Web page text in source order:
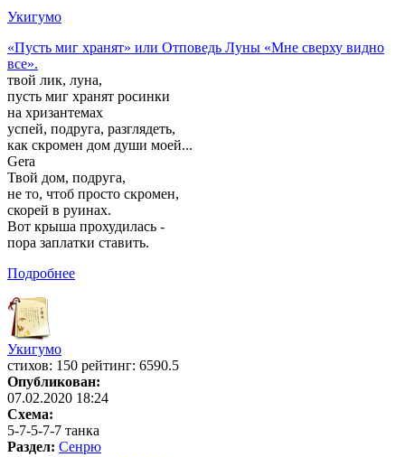
Укигумо
«Пусть миг хранят» или Отповедь Луны «Мне сверху видно
все».
твой лик, луна,
пусть миг хранят росинки
на хризантемах
успей, подруга, разглядеть,
как скромен дом души моей...
Gera
Твой дом, подруга,
не то, чтоб просто скромен,
скорей в руинах.
Вот крыша прохудилась -
пора заплатки ставить.
Подробнее
Укигумо
cтихов: 150 рейтинг: 6590.5
Опубликован:
07.02.2020 18:24
Схема:
5-7-5-7-7 танка
Раздел: Сенрю